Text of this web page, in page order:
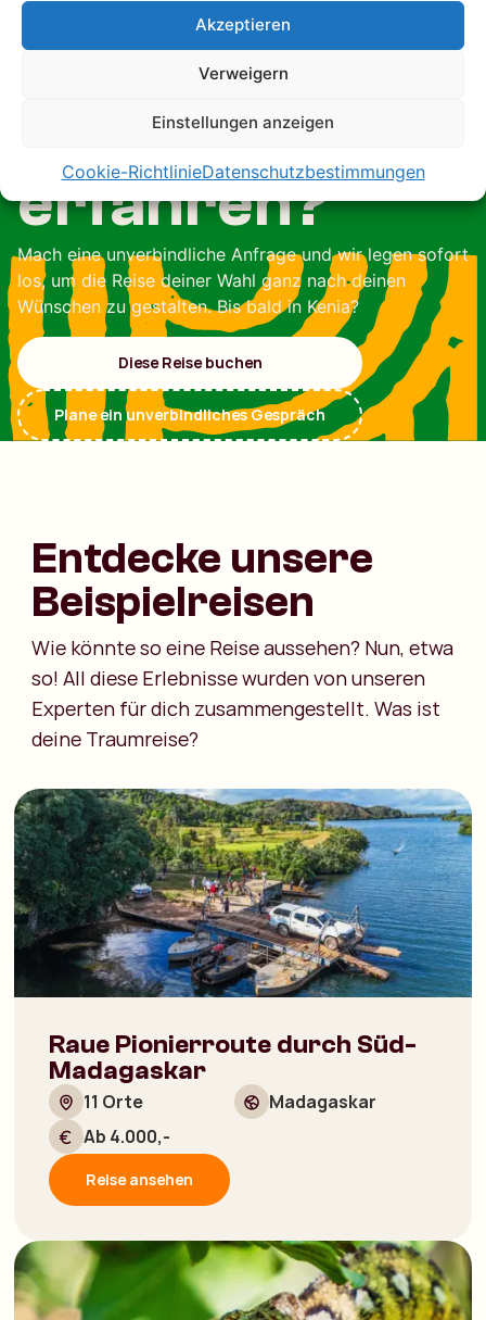
Akzeptieren
Verweigern
Einstellungen anzeigen
Cookie-RichtlinieDatenschutzbestimmungen
Möchtest du
mehr über
diese Reise
erfahren?
Mach eine unverbindliche Anfrage und wir legen sofort
los, um die Reise deiner Wahl ganz nach deinen
Wünschen zu gestalten. Bis bald in Kenia?
Diese Reise buchen
Plane ein unverbindliches Gespräch
Entdecke unsere
Beispielreisen
Wie könnte so eine Reise aussehen? Nun, etwa
so! All diese Erlebnisse wurden von unseren
Experten für dich zusammengestellt. Was ist
deine Traumreise?
Raue Pionierroute durch Süd-
Madagaskar
11 Orte
Madagaskar
Ab 4.000,-
Reise ansehen